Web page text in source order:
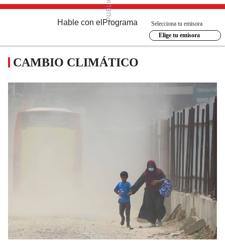
Hable con el Programa
Selecciona tu emisora
Elige tu emisora
CAMBIO CLIMÁTICO